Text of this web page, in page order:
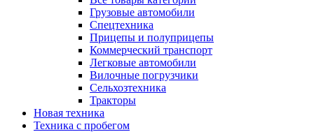
Грузовые автомобили
Спецтехника
Прицепы и полуприцепы
Коммерческий транспорт
Легковые автомобили
Вилочные погрузчики
Сельхозтехника
Тракторы
Новая техника
Техника с пробегом